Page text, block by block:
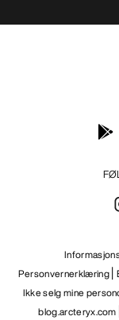
Personvernerklæring
Ikke selg mine
blog.arcteryx.com